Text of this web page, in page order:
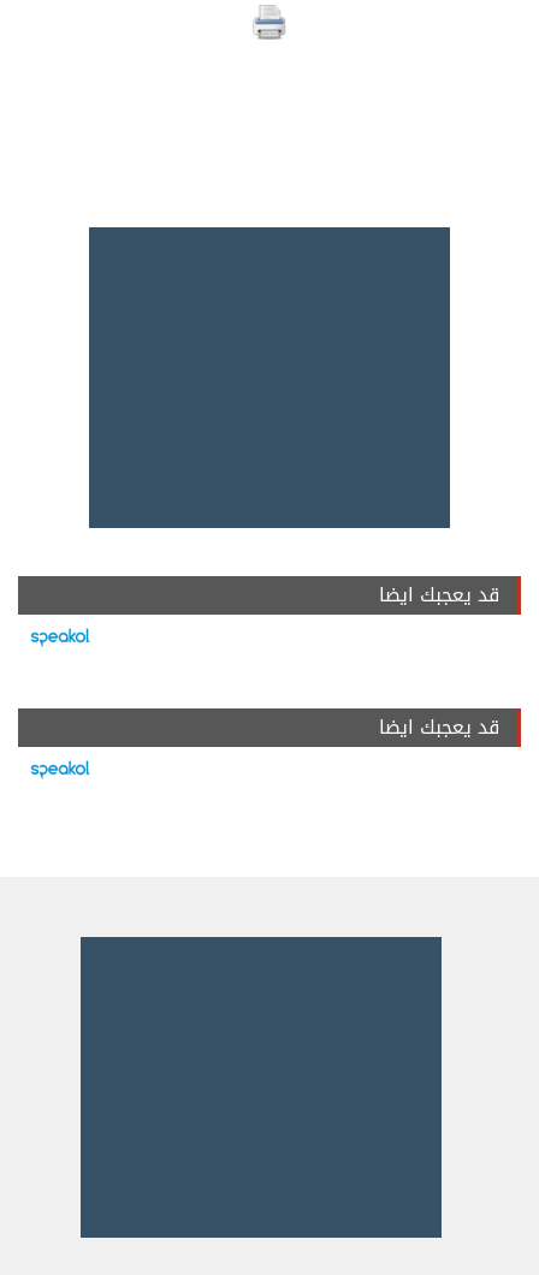
قد يعجبك ايضا
قد يعجبك ايضا